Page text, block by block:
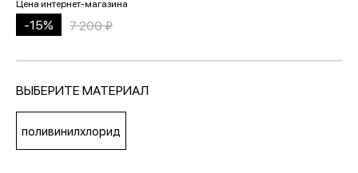
Сувениры/Подарки
МЕДИА
-15% 7 200 ₽
ВЫБЕРИТЕ МАТЕРИАЛ
поливинилхлорид